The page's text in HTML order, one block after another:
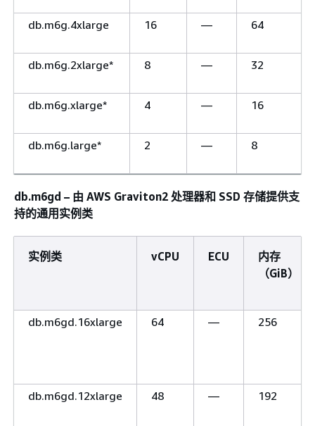
db.m6g.4xlarge 16 — 64
db.m6g.2xlarge* 8 — 32
db.m6g.xlarge* 4 — 16
db.m6g.large* 2 — 8
db.m6gd – 由 AWS Graviton2 处理器和 SSD 存储提供支
持的通用实例类
实例类 vCPU ECU
内存
（GiB）
db.m6gd.16xlarge 64 — 256
db.m6gd.12xlarge 48 — 192